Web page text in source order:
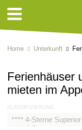
Home Unterkunft
Ferienhäuser
mieten im
KLASSIFIZIERUNG